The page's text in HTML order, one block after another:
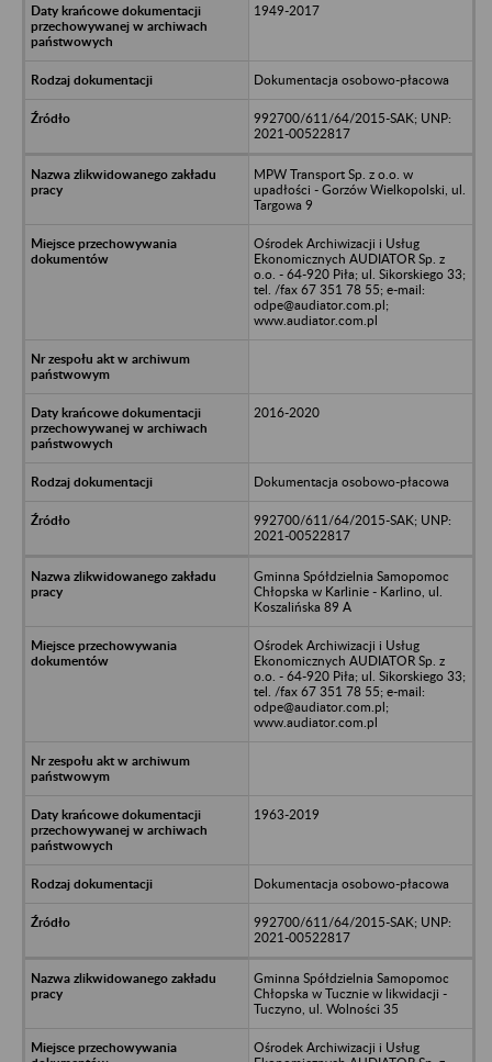
1949-2017
Dokumentacja osobowo-płacowa
992700/611/64/2015-SAK; UNP:
2021-00522817
MPW Transport Sp. z o.o. w
upadłości - Gorzów Wielkopolski, ul.
Targowa 9
Ośrodek Archiwizacji i Usług
Ekonomicznych AUDIATOR Sp. z
o.o. - 64-920 Piła; ul. Sikorskiego 33;
tel. /fax 67 351 78 55; e-mail:
odpe@audiator.com.pl;
www.audiator.com.pl
2016-2020
Dokumentacja osobowo-płacowa
992700/611/64/2015-SAK; UNP:
2021-00522817
Gminna Spółdzielnia Samopomoc
Chłopska w Karlinie - Karlino, ul.
Koszalińska 89 A
Ośrodek Archiwizacji i Usług
Ekonomicznych AUDIATOR Sp. z
o.o. - 64-920 Piła; ul. Sikorskiego 33;
tel. /fax 67 351 78 55; e-mail:
odpe@audiator.com.pl;
www.audiator.com.pl
1963-2019
Dokumentacja osobowo-płacowa
992700/611/64/2015-SAK; UNP:
2021-00522817
Gminna Spółdzielnia Samopomoc
Chłopska w Tucznie w likwidacji -
Tuczyno, ul. Wolności 35
Ośrodek Archiwizacji i Usług